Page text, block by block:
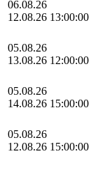
06.08.26
12.08.26 13:00:00
05.08.26
13.08.26 12:00:00
05.08.26
14.08.26 15:00:00
05.08.26
12.08.26 15:00:00